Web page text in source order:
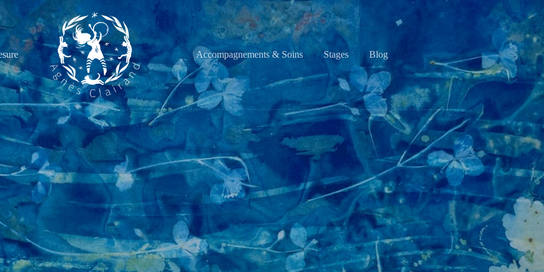
Accompagnements & Soins Stages Blog